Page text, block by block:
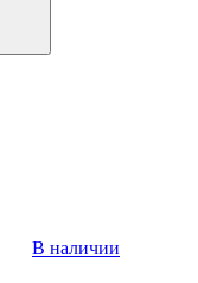
В наличии